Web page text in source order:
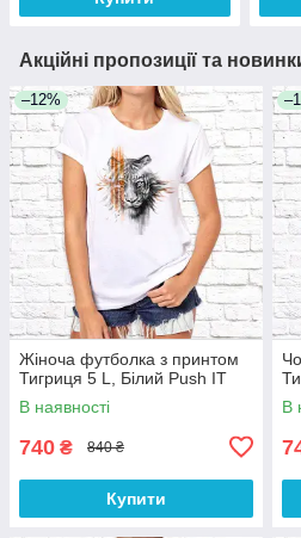
Акційні пропозиції та
–12%
Жіноча футболка з принтом
Тигриця 5 L, Білий Push IT
В наявності
740 ₴ 840 ₴
Купити
В